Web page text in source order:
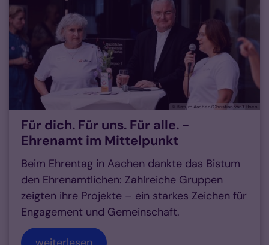
© Bistum Aachen/Christian van't Hoen
Für dich. Für uns. Für alle. -
Ehrenamt im Mittelpunkt
Beim Ehrentag in Aachen dankte das Bistum
den Ehrenamtlichen: Zahlreiche Gruppen
zeigten ihre Projekte – ein starkes Zeichen für
Engagement und Gemeinschaft.